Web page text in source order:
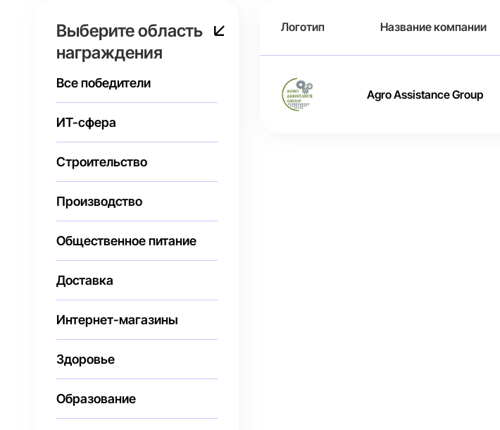
Выберите область
награждения
Все победители
ИТ-сфера
Строительство
Производство
Общественное питание
Доставка
Интернет-магазины
Здоровье
Образование
Логотип Название компании
Agro Assistance Group